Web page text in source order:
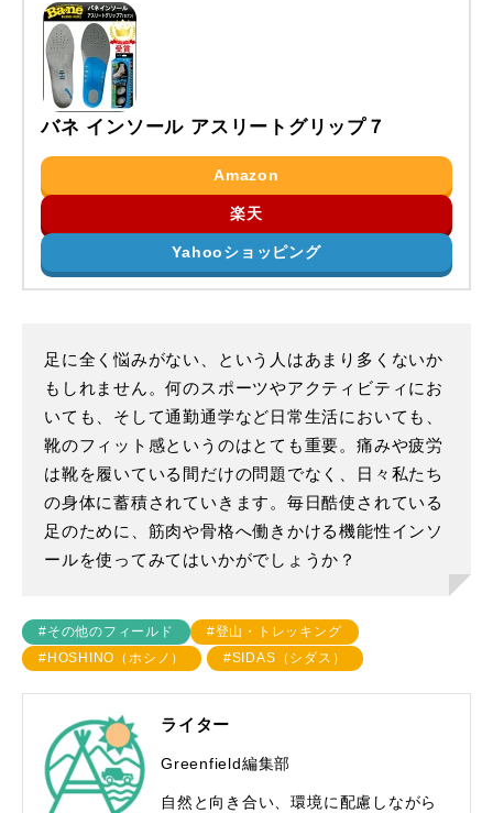
バネ インソール アスリートグリップ７
Amazon
楽天
Yahooショッピング
足に全く悩みがない、という人はあまり多くないか
もしれません。何のスポーツやアクティビティにお
いても、そして通勤通学など日常生活においても、
靴のフィット感というのはとても重要。痛みや疲労
は靴を履いている間だけの問題でなく、日々私たち
の身体に蓄積されていきます。毎日酷使されている
足のために、筋肉や骨格へ働きかける機能性インソ
ールを使ってみてはいかがでしょうか？
#その他のフィールド
#登山・トレッキング
#HOSHINO（ホシノ）
#SIDAS（シダス）
ライター
Greenfield編集部
自然と向き合い、環境に配慮しながら